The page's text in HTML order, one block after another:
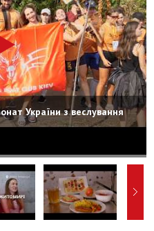
України з веслування